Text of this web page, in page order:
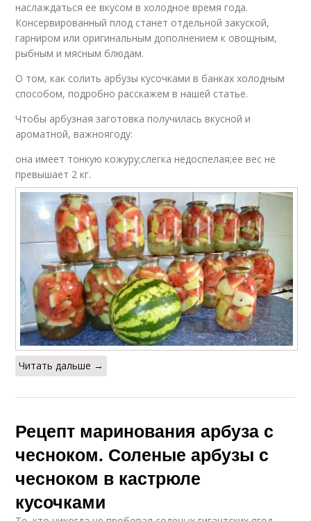
наслаждаться ее вкусом в холодное время года.
Консервированный плод станет отдельной закуской,
гарниром или оригинальным дополнением к овощным,
рыбным и мясным блюдам.
О том, как солить арбузы кусочками в банках холодным
способом, подробно расскажем в нашей статье.
Чтобы арбузная заготовка получилась вкусной и
ароматной, важноягоду:
она имеет тонкую кожуру;слегка недоспелая;ее вес не
превышает 2 кг.
Читать дальше →
Рецепт маринования арбуза с
чесноком. Соленые арбузы с
чесноком в кастрюле
кусочками